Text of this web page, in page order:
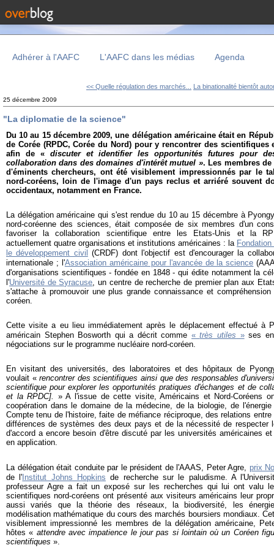
Adhérer à l'AAFC L'AAFC dans les médias Agenda
<< Quelle régulation des marchés... La binationalité bientôt
25 décembre 2009
"La diplomatie de la science"
Du 10 au 15 décembre 2009, une délégation américaine était en
de Corée (RPDC, Corée du Nord) pour y rencontrer des scientifiques
afin de « discuter et identifier les opportunités futures pour
collaboration dans des domaines d'intérêt mutuel ». Les membres
d'éminents chercheurs, ont été visiblement impressionnés par le
nord-coréens, loin de l'image d'un pays reclus et arriéré souvent
occidentaux, notamment en France.
La délégation américaine qui s'est rendue du 10 au 15 décembre à
nord-coréenne des sciences, était composée de six membres d'un
favoriser la collaboration scientifique entre les Etats-Unis et la
actuellement quatre organisations et institutions américaines : la
le développement civil
(CRDF) dont l'objectif est d'encourager la
internationale ; l'Association américaine pour l'avancée de la science
d'organisations scientifiques - fondée en 1848 - qui édite notamment la
l'Université de Syracuse, un centre de recherche de premier plan aux
s'attache à promouvoir une plus grande connaissance et
coréen.
Cette visite a eu lieu immédiatement après le déplacement effectué à
américain Stephen Bosworth qui a décrit comme «très utiles » ses
négociations sur le programme nucléaire nord-coréen.
En visitant des universités, des laboratoires et des hôpitaux de
voulait «rencontrer des scientifiques ainsi que des responsables
scientifique pour explorer les opportunités pratiques d'échanges et de
et la RPDC]. » A l'issue de cette visite, Américains et Nord-Coréens
coopération dans le domaine de la médecine, de la biologie, de
Compte tenu de l'histoire, faite de méfiance réciproque, des relations
différences de systèmes des deux pays et de la nécessité de respecter
d'accord a encore besoin d'être discuté par les universités américaines
en application.
La délégation était conduite par le président de l'AAAS, Peter Agre, prix
de l' Institut Johns Hopkins de recherche sur le paludisme. A
professeur Agre a fait un exposé sur les recherches qui lui ont valu
scientifiques nord-coréens ont présenté aux visiteurs américains leur
aussi variés que la théorie des réseaux, la biodiversité, les
modélisation mathématique du cours des marchés boursiers mondiaux.
visiblement impressionné les membres de la délégation américaine,
hôtes « attendre avec impatience le jour pas si lointain où un Coréen
scientifiques ».